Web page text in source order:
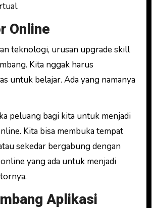
Online
teknologi, urusan upgrade skill
Kita nggak harus
untuk belajar. Ada yang namanya
peluang bagi kita untuk menjadi
Kita bisa membuka tempat
sekedar bergabung dengan
yang ada untuk menjadi
Aplikasi